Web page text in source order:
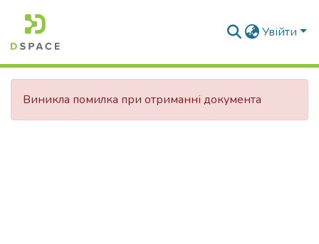
Увійти
Виникла помилка при отриманні документа